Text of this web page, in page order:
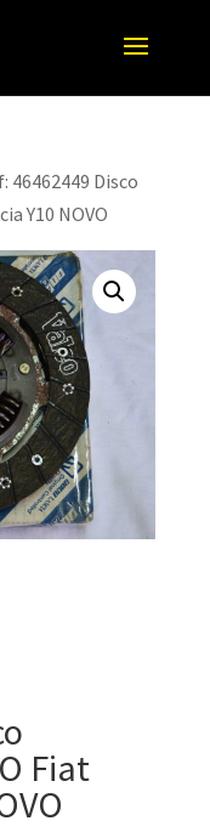
46462449 Disco
Y10 NOVO
Fiat